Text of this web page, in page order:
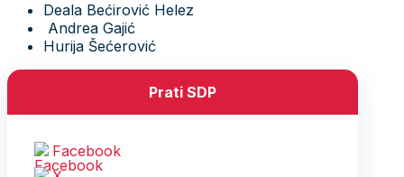
Deala Bećirović Helez
Andrea Gajić
Hurija Šećerović
Prati SDP
Facebook